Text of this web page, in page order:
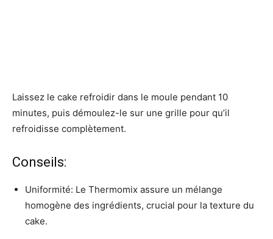
Laissez le cake refroidir dans le moule pendant 10
minutes, puis démoulez-le sur une grille pour qu’il
refroidisse complètement.
Conseils:
Uniformité: Le Thermomix assure un mélange
homogène des ingrédients, crucial pour la texture du
cake.